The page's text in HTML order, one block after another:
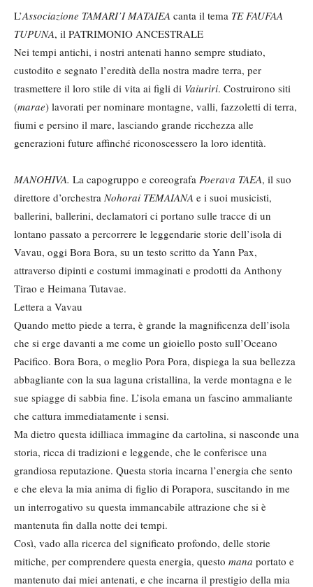
L’Associazione TAMARI’I MATAIEA canta il tema TE FAUFAA
TUPUNA, il PATRIMONIO ANCESTRALE
Nei tempi antichi, i nostri antenati hanno sempre studiato,
custodito e segnato l’eredità della nostra madre terra, per
trasmettere il loro stile di vita ai figli di Vaiuriri. Costruirono siti
(marae) lavorati per nominare montagne, valli, fazzoletti di terra,
fiumi e persino il mare, lasciando grande ricchezza alle
generazioni future affinché riconoscessero la loro identità.
MANOHIVA. La capogruppo e coreografa Poerava TAEA, il suo
direttore d’orchestra Nohorai TEMAIANA e i suoi musicisti,
ballerini, ballerini, declamatori ci portano sulle tracce di un
lontano passato a percorrere le leggendarie storie dell’isola di
Vavau, oggi Bora Bora, su un testo scritto da Yann Pax,
attraverso dipinti e costumi immaginati e prodotti da Anthony
Tirao e Heimana Tutavae.
Lettera a Vavau
Quando metto piede a terra, è grande la magnificenza dell’isola
che si erge davanti a me come un gioiello posto sull’Oceano
Pacifico. Bora Bora, o meglio Pora Pora, dispiega la sua bellezza
abbagliante con la sua laguna cristallina, la verde montagna e le
sue spiagge di sabbia fine. L’isola emana un fascino ammaliante
che cattura immediatamente i sensi.
Ma dietro questa idilliaca immagine da cartolina, si nasconde una
storia, ricca di tradizioni e leggende, che le conferisce una
grandiosa reputazione. Questa storia incarna l’energia che sento
e che eleva la mia anima di figlio di Porapora, suscitando in me
un interrogativo su questa immancabile attrazione che si è
mantenuta fin dalla notte dei tempi.
Così, vado alla ricerca del significato profondo, delle storie
mitiche, per comprendere questa energia, questo mana portato e
mantenuto dai miei antenati, e che incarna il prestigio della mia